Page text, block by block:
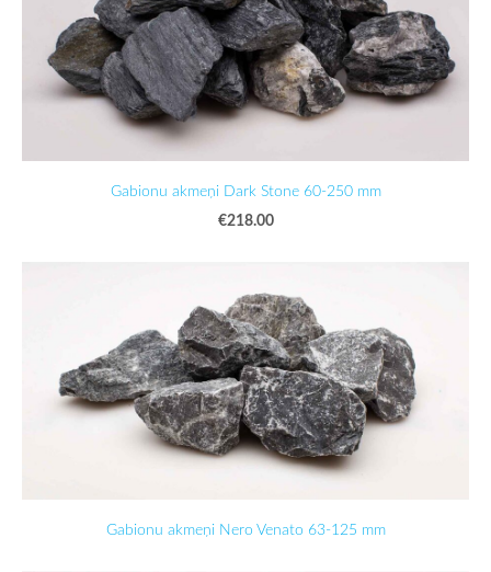
Gabionu akmeņi Dark Stone 60-250 mm
€218.00
Gabionu akmeņi Nero Venato 63-125 mm